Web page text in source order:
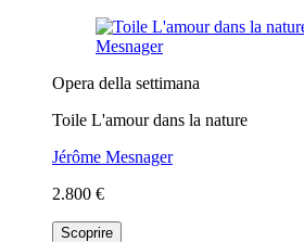
Opera della settimana
Toile L'amour dans la nature
Jérôme Mesnager
2.800 €
Scoprire